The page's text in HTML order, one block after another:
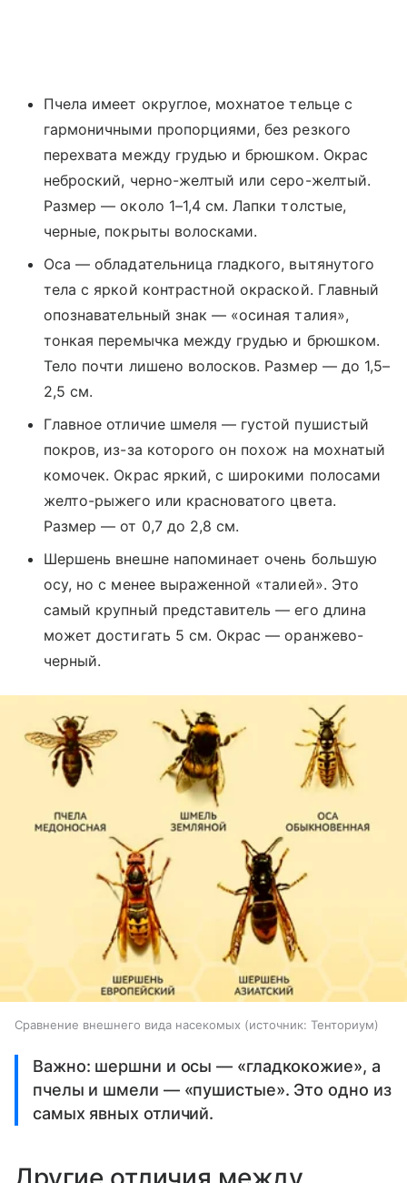
Пчела имеет округлое, мохнатое тельце с
гармоничными пропорциями, без резкого
перехвата между грудью и брюшком. Окрас
неброский, черно-желтый или серо-желтый.
Размер — около 1–1,4 см. Лапки толстые,
черные, покрыты волосками.
Оса — обладательница гладкого, вытянутого
тела с яркой контрастной окраской. Главный
опознавательный знак — «осиная талия»,
тонкая перемычка между грудью и брюшком.
Тело почти лишено волосков. Размер — до 1,5–
2,5 см.
Главное отличие шмеля — густой пушистый
покров, из-за которого он похож на мохнатый
комочек. Окрас яркий, с широкими полосами
желто-рыжего или красноватого цвета.
Размер — от 0,7 до 2,8 см.
Шершень внешне напоминает очень большую
осу, но с менее выраженной «талией». Это
самый крупный представитель — его длина
может достигать 5 см. Окрас — оранжево-
черный.
Сравнение внешнего вида насекомых источник: Тенториум
Важно: шершни и осы — «гладкокожие», а
пчелы и шмели — «пушистые». Это одно из
самых явных отличий.